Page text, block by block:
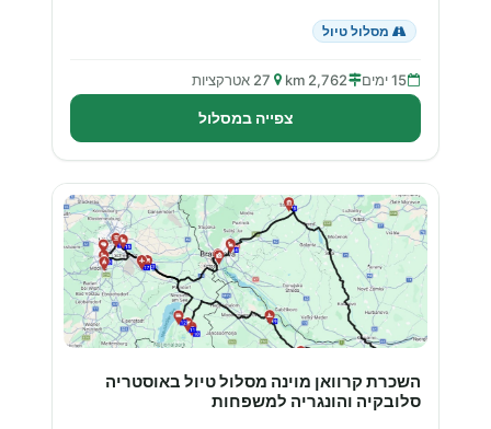
מסלול טיול
15 ימים 2,762 km 27 אטרקציות
צפייה במסלול
השכרת קרוואן מוינה מסלול טיול באוסטריה
סלובקיה והונגריה למשפחות